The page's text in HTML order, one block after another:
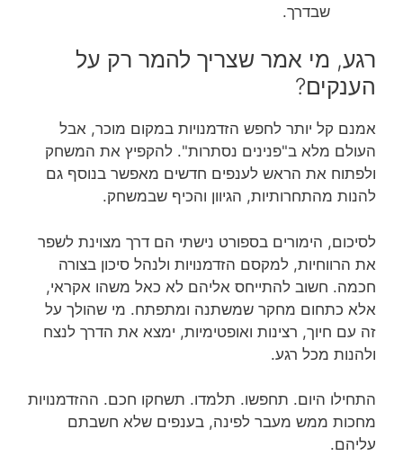
שבדרך.
רגע, מי אמר שצריך להמר רק על
הענקים?
אמנם קל יותר לחפש הזדמנויות במקום מוכר, אבל
העולם מלא ב"פנינים נסתרות". להקפיץ את המשחק
ולפתוח את הראש לענפים חדשים מאפשר בנוסף גם
להנות מהתחרותיות, הגיוון והכיף שבמשחק.
לסיכום, הימורים בספורט נישתי הם דרך מצוינת לשפר
את הרווחיות, למקסם הזדמנויות ולנהל סיכון בצורה
חכמה. חשוב להתייחס אליהם לא כאל משהו אקראי,
אלא כתחום מחקר שמשתנה ומתפתח. מי שהולך על
זה עם חיוך, רצינות ואופטימיות, ימצא את הדרך לנצח
ולהנות מכל רגע.
התחילו היום. תחפשו. תלמדו. תשחקו חכם. ההזדמנויות
מחכות ממש מעבר לפינה, בענפים שלא חשבתם
עליהם.